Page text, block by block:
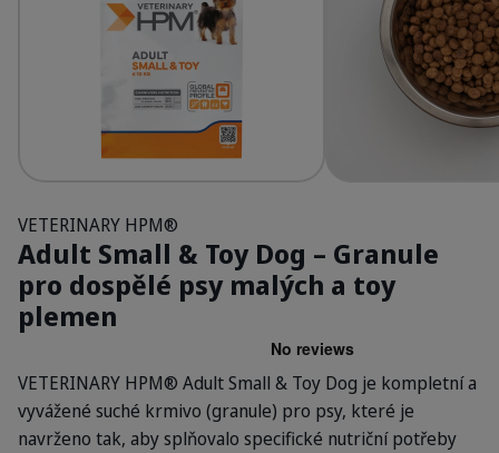
HPM Prev - Adult Dog Small & Toy
VETERINARY HPM®
Adult Small & Toy Dog – Granule
pro dospělé psy malých a toy
plemen
VETERINARY HPM® Adult Small & Toy Dog je kompletní a
vyvážené suché krmivo (granule) pro psy, které je
navrženo tak, aby splňovalo specifické nutriční potřeby